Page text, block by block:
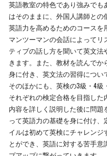
英語教室の特色であり強みで
はそのままに、外国人講師と
英語力を高めるためのコース
マンツーマンの会話によって
ティブの話し方を聞いて英文
きます。また、教材を読んで
身に付き、英文法の習得につい
そのほかにも、英検の3級・4級
それぞれの検定合格を目指し
内容を詳しく説明した後に問題
って英語力の基礎を身に付け
イルは初めて英検にチャレンジ
とができ、英語に対する苦手